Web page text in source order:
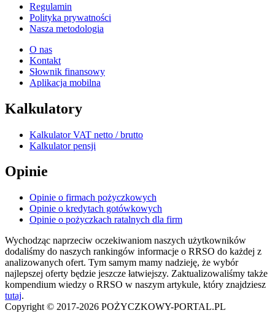
Regulamin
Polityka prywatności
Nasza metodologia
O nas
Kontakt
Słownik finansowy
Aplikacja mobilna
Kalkulatory
Kalkulator VAT netto / brutto
Kalkulator pensji
Opinie
Opinie o firmach pożyczkowych
Opinie o kredytach gotówkowych
Opinie o pożyczkach ratalnych dla firm
Wychodząc naprzeciw oczekiwaniom naszych użytkowników
dodaliśmy do naszych rankingów informacje o RRSO do każdej z
analizowanych ofert. Tym samym mamy nadzieję, że wybór
najlepszej oferty będzie jeszcze łatwiejszy. Zaktualizowaliśmy także
kompendium wiedzy o RRSO w naszym artykule, który znajdziesz
tutaj.
Copyright © 2017-2026 POŻYCZKOWY-PORTAL.PL